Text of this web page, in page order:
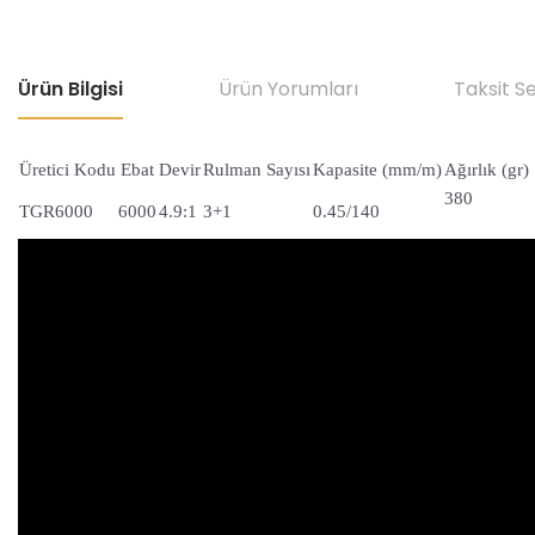
Ürün Bilgisi Ürün Yorumları Taksit
Üretici Kodu Ebat DevirRulman SayısıKapasite (mm/m)Ağırlık (gr)
TGR6000 60004.9:1 3+1 0.45/140
380